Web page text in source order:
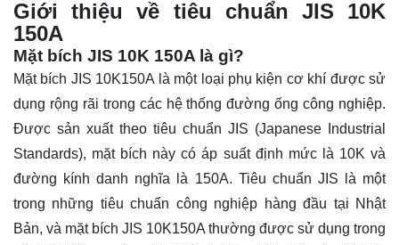
Giới thiệu về tiêu chuẩn JIS 10K
150A
Mặt bích JIS 10K 150A là gì?
Mặt bích JIS 10K150A là một loại phụ kiện cơ khí được sử
dụng rộng rãi trong các hệ thống đường ống công nghiệp.
Được sản xuất theo tiêu chuẩn JIS (Japanese Industrial
Standards), mặt bích này có áp suất định mức là 10K và
đường kính danh nghĩa là 150A. Tiêu chuẩn JIS là một
trong những tiêu chuẩn công nghiệp hàng đầu tại Nhật
Bản, và mặt bích JIS 10K150A thường được sử dụng trong